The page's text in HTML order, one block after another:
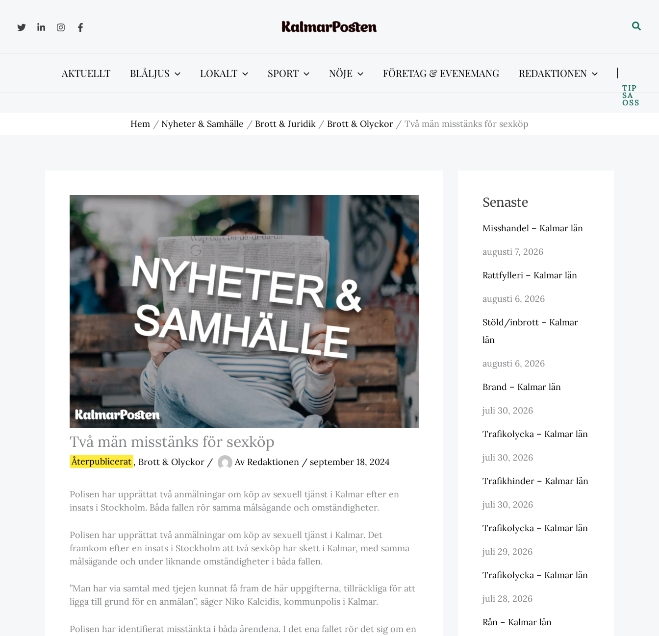
innehåll
Sök
AKTUELLT BLÅLJUS LOKALT SPORT NÖJE FÖRETAG & EVENEMANG REDAKTIONEN
TIP
SA
OSS
Hem Nyheter & Samhälle Brott & Juridik Brott & Olyckor Två män misstänks för sexköp
Två män misstänks för sexköp
Återpublicerat , Brott & Olyckor / Av Redaktionen / september 18, 2024
Polisen har upprättat två anmälningar om köp av sexuell tjänst i Kalmar efter en
insats i Stockholm. Båda fallen rör samma målsägande och omständigheter.
Polisen har upprättat två anmälningar om köp av sexuell tjänst i Kalmar. Det
framkom efter en insats i Stockholm att två sexköp har skett i Kalmar, med samma
målsägande och under liknande omständigheter i båda fallen.
”Man har via samtal med tjejen kunnat få fram de här uppgifterna, tillräckliga för att
ligga till grund för en anmälan”, säger Niko Kalcidis, kommunpolis i Kalmar.
Polisen har identifierat misstänkta i båda ärendena. I det ena fallet rör det sig om en
Senaste
Misshandel – Kalmar län
augusti 7, 2026
Rattfylleri – Kalmar län
augusti 6, 2026
Stöld/inbrott – Kalmar
län
augusti 6, 2026
Brand – Kalmar län
juli 30, 2026
Trafikolycka – Kalmar län
juli 30, 2026
Trafikhinder – Kalmar län
juli 30, 2026
Trafikolycka – Kalmar län
juli 29, 2026
Trafikolycka – Kalmar län
juli 28, 2026
Rån – Kalmar län